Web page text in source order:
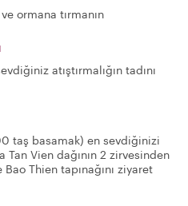
ormana tırmanın
atıştırmalığın tadını
taş basamak) en sevdiğinizi
Tan Vien dağının 2 zirvesinden
Thien tapınağını ziyaret